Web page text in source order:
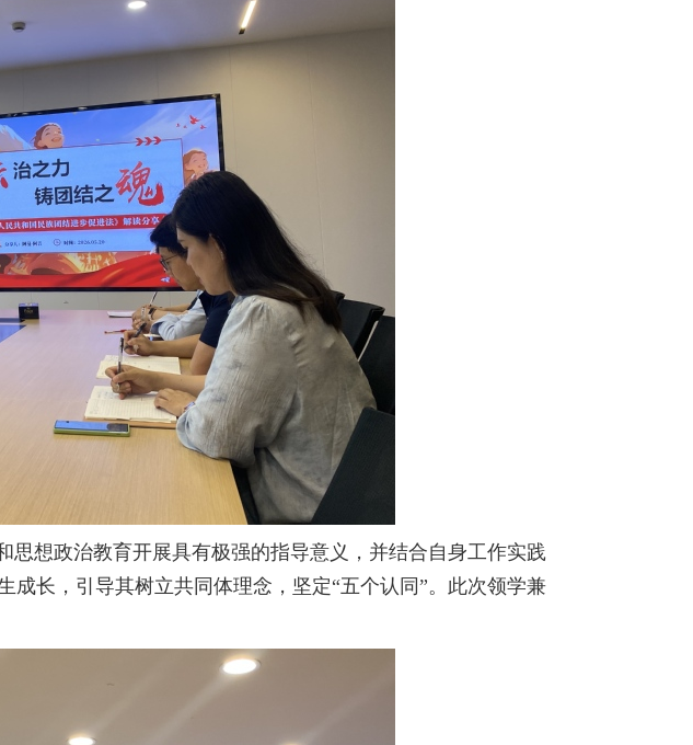
想政治教育开展具有极强的指导意义，并结合自身工作实践
长，引导其树立共同体理念，坚定“五个认同”。此次领学兼